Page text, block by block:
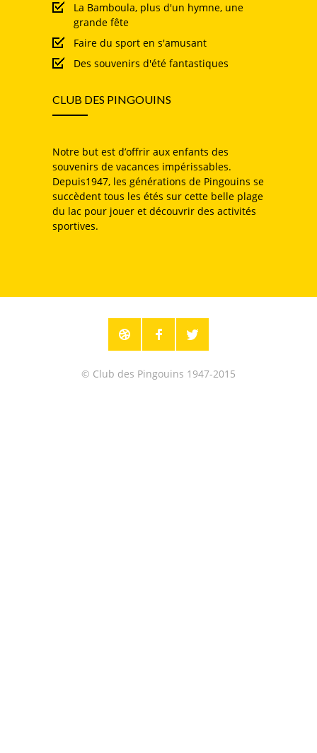
La Bamboula, plus d'un hymne, une
grande fête
Faire du sport en s'amusant
Des souvenirs d'été fantastiques
CLUB DES PINGOUINS
Notre but est d’offrir aux enfants des
souvenirs de vacances impérissables.
Depuis1947, les générations de Pingouins se
succèdent tous les étés sur cette belle plage
du lac pour jouer et découvrir des activités
sportives.
© Club des Pingouins 1947-2015